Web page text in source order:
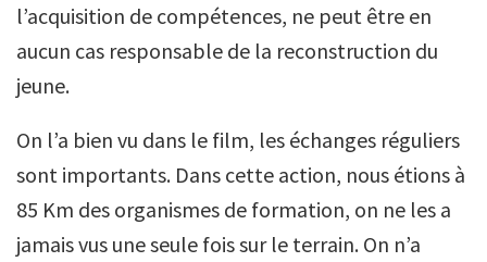
l’acquisition de compétences, ne peut être en
aucun cas responsable de la reconstruction du
jeune.
On l’a bien vu dans le film, les échanges réguliers
sont importants. Dans cette action, nous étions à
85 Km des organismes de formation, on ne les a
jamais vus une seule fois sur le terrain. On n’a